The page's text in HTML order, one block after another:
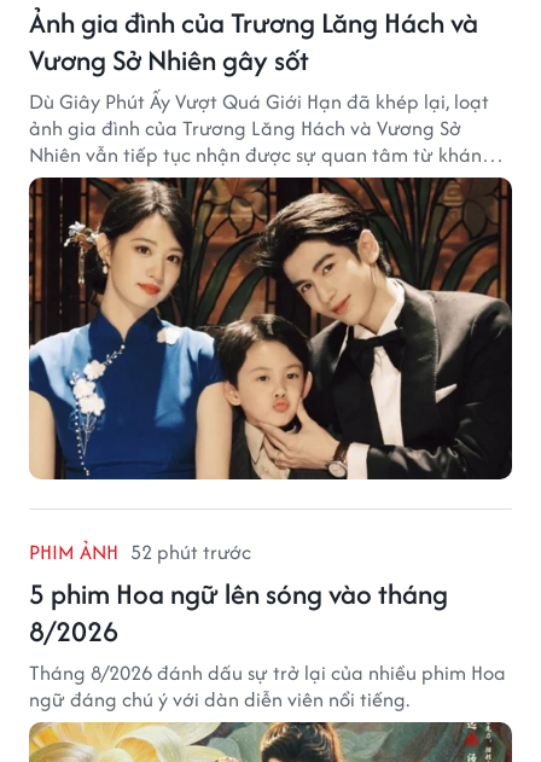
Ảnh gia đình của Trương Lăng Hách và
Vương Sở Nhiên gây sốt
Dù Giây Phút Ấy Vượt Quá Giới Hạn đã khép lại, loạt
ảnh gia đình của Trương Lăng Hách và Vương Sở
Nhiên vẫn tiếp tục nhận được sự quan tâm từ khán
giả.
PHIM ẢNH 52 phút trước
5 phim Hoa ngữ lên sóng vào tháng
8/2026
Tháng 8/2026 đánh dấu sự trở lại của nhiều phim Hoa
ngữ đáng chú ý với dàn diễn viên nổi tiếng.